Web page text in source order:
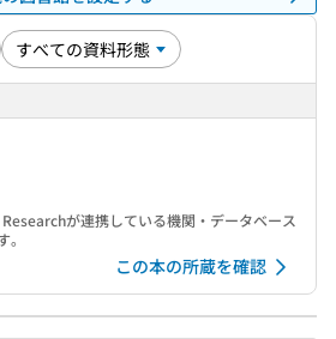
が連携している機関・データベース
この本の所蔵を確認